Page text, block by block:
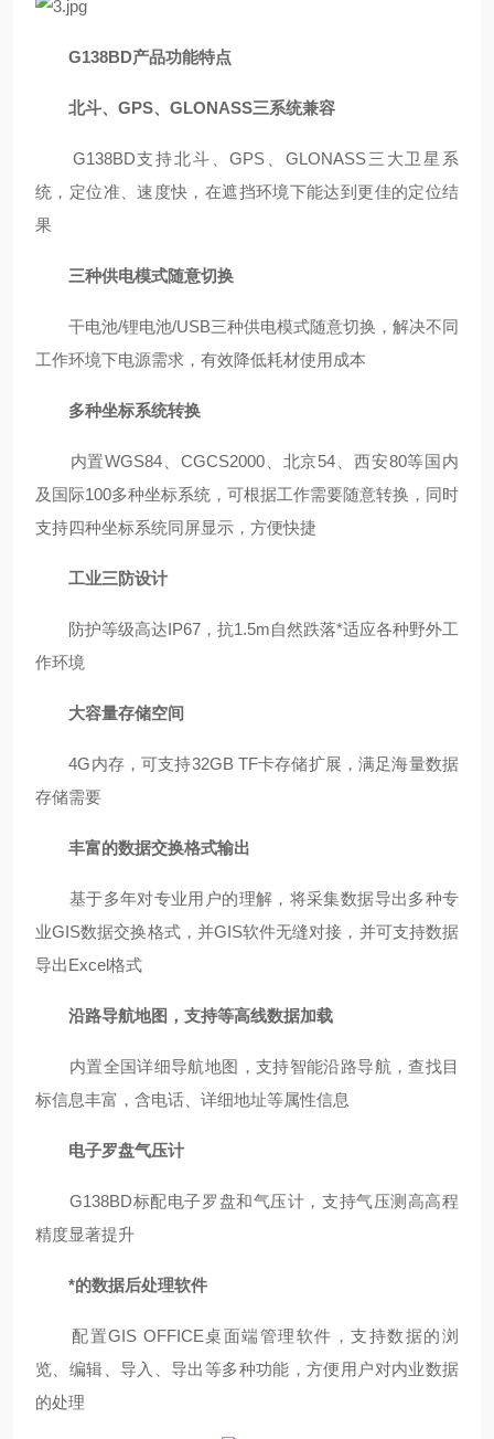
G138BD产品功能特点
北斗、GPS、GLONASS三系统兼容
G138BD支持北斗、GPS、GLONASS三大卫星系
统，定位准、速度快，在遮挡环境下能达到更佳的定位结
果
三种供电模式随意切换
干电池/锂电池/USB三种供电模式随意切换，解决不同
工作环境下电源需求，有效降低耗材使用成本
多种坐标系统转换
内置WGS84、CGCS2000、北京54、西安80等国内
及国际100多种坐标系统，可根据工作需要随意转换，同时
支持四种坐标系统同屏显示，方便快捷
工业三防设计
防护等级高达IP67，抗1.5m自然跌落*适应各种野外工
作环境
大容量存储空间
4G内存，可支持32GB TF卡存储扩展，满足海量数据
存储需要
丰富的数据交换格式输出
基于多年对专业用户的理解，将采集数据导出多种专
业GIS数据交换格式，并GIS软件无缝对接，并可支持数据
导出Excel格式
沿路导航地图，支持等高线数据加载
内置全国详细导航地图，支持智能沿路导航，查找目
标信息丰富，含电话、详细地址等属性信息
电子罗盘气压计
G138BD标配电子罗盘和气压计，支持气压测高高程
精度显著提升
*的数据后处理软件
配置GIS OFFICE桌面端管理软件，支持数据的浏
览、编辑、导入、导出等多种功能，方便用户对内业数据
的处理